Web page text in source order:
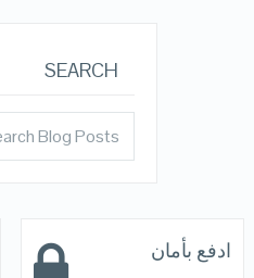
SEARCH
ادفع بأمان